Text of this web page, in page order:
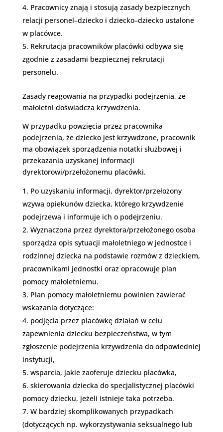
Pracownicy znają i stosują zasady bezpiecznych
relacji personel–dziecko i dziecko–dziecko ustalone
w placówce.
Rekrutacja pracowników placówki odbywa się
zgodnie z zasadami bezpiecznej rekrutacji
personelu.
Zasady reagowania na przypadki podejrzenia, że
małoletni doświadcza krzywdzenia.
W przypadku powzięcia przez pracownika
podejrzenia, że dziecko jest krzywdzone, pracownik
ma obowiązek sporządzenia notatki służbowej i
przekazania uzyskanej informacji
dyrektorowi/przełożonemu placówki.
Po uzyskaniu informacji, dyrektor/przełożony
wzywa opiekunów dziecka, którego krzywdzenie
podejrzewa i informuje ich o podejrzeniu.
Wyznaczona przez dyrektora/przełożonego osoba
sporządza opis sytuacji małoletniego w jednostce i
rodzinnej dziecka na podstawie rozmów z dzieckiem,
pracownikami jednostki oraz opracowuje plan
pomocy małoletniemu.
Plan pomocy małoletniemu powinien zawierać
wskazania dotyczące:
podjęcia przez placówkę działań w celu
zapewnienia dziecku bezpieczeństwa, w tym
zgłoszenie podejrzenia krzywdzenia do odpowiedniej
instytucji,
wsparcia, jakie zaoferuje dziecku placówka,
skierowania dziecka do specjalistycznej placówki
pomocy dziecku, jeżeli istnieje taka potrzeba.
W bardziej skomplikowanych przypadkach
(dotyczących np. wykorzystywania seksualnego lub